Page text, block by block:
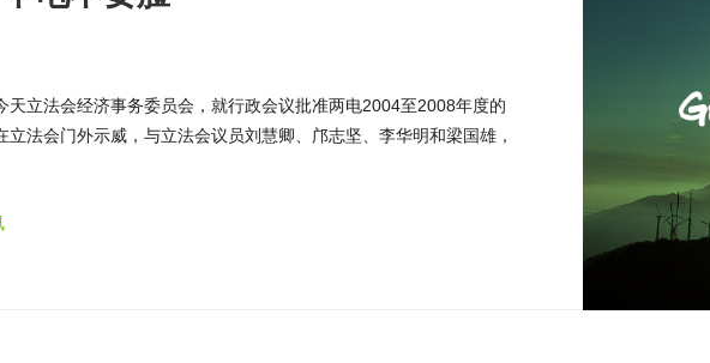
天立法会经济事务委员会，就行政会议批准两电2004至2008年度的
立法会门外示威，与立法会议员刘慧卿、邝志坚、李华明和梁国雄，